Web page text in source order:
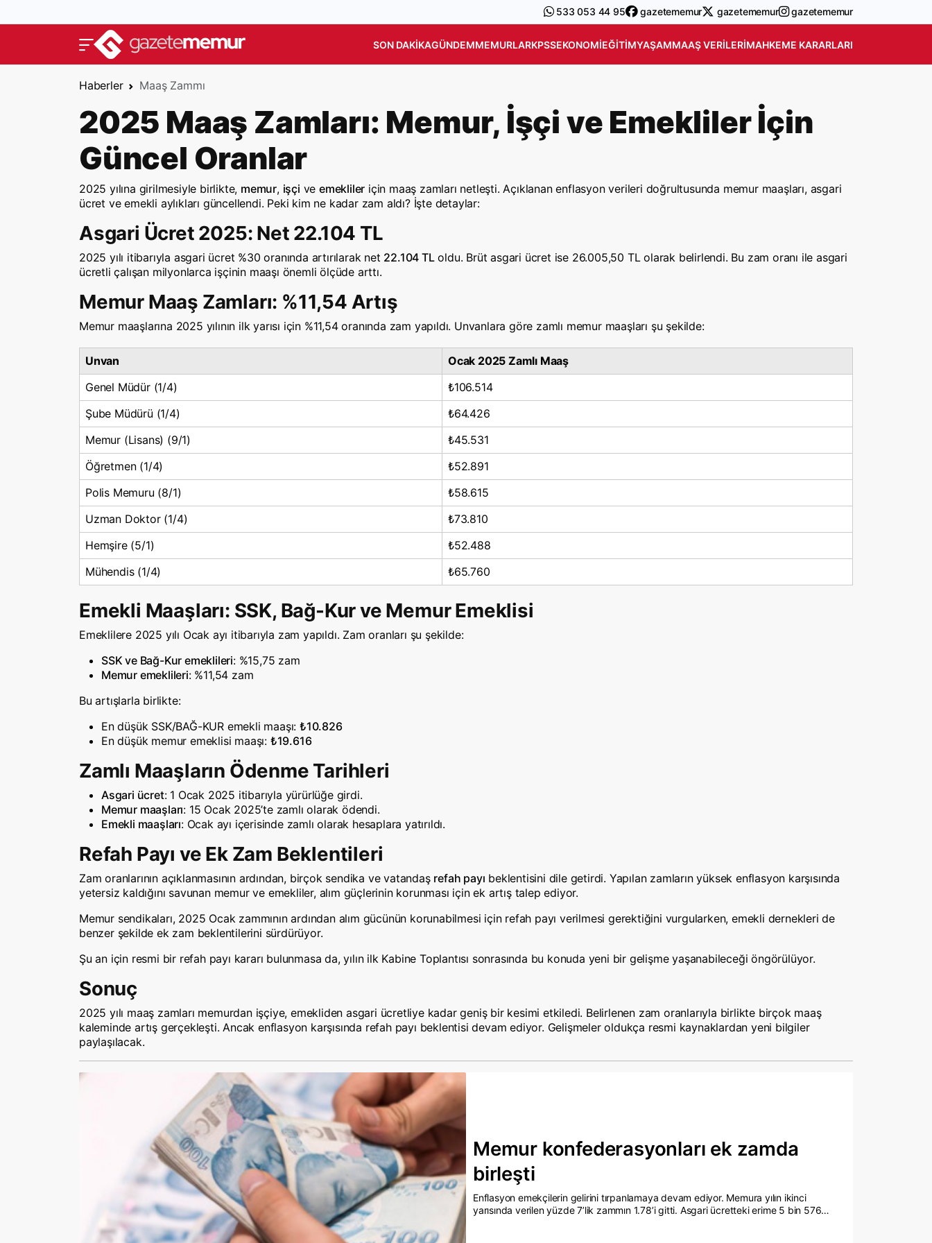
533 053 44 95 gazetememur gazetememur gazetememur
SON DAKIKAGÜNDEMMEMURLARKPSSEKONOMIEĞITIMYAŞAMMAAŞ VERILERIMAHKEME KARARLARI
Haberler Maaş Zammı
2025 Maaş Zamları: Memur, İşçi ve Emekliler İçin
Güncel Oranlar
2025 yılına girilmesiyle birlikte, memur, işçi veemekliler için maaş zamları netleşti. Açıklanan enflasyon verileri doğrultusunda memur maaşları, asgari
ücret ve emekli aylıkları güncellendi. Peki kim ne kadar zam aldı? İşte detaylar:
Asgari Ücret 2025: Net 22.104 TL
2025 yılı itibarıyla asgari ücret %30 oranında artırılarak net 22.104 TLoldu. Brüt asgari ücret ise 26.005,50 TL olarak belirlendi. Bu zam oranı ile asgari
ücretli çalışan milyonlarca işçinin maaşı önemli ölçüde arttı.
Memur Maaş Zamları: %11,54 Artış
Memur maaşlarına 2025 yılının ilk yarısı için %11,54 oranında zam yapıldı. Unvanlara göre zamlı memur maaşları şu şekilde:
Unvan
Ocak 2025 Zamlı Maaş
Genel Müdür (1/4)
₺106.514
Şube Müdürü (1/4)
₺64.426
Memur (Lisans) (9/1)
₺45.531
Öğretmen (1/4)
₺52.891
Polis Memuru (8/1)
₺58.615
Uzman Doktor (1/4)
₺73.810
Hemşire (5/1)
₺52.488
Mühendis (1/4)
₺65.760
Emekli Maaşları: SSK, Bağ-Kur ve Memur Emeklisi
Emeklilere 2025 yılı Ocak ayı itibarıyla zam yapıldı. Zam oranları şu şekilde:
SSK ve Bağ-Kur emeklileri: %15,75 zam
Memur emeklileri: %11,54 zam
Bu artışlarla birlikte:
En düşük SSK/BAĞ-KUR emekli maaşı: ₺10.826
En düşük memur emeklisi maaşı: ₺19.616
Zamlı Maaşların Ödenme Tarihleri
Asgari ücret: 1 Ocak 2025 itibarıyla yürürlüğe girdi.
Memur maaşları: 15 Ocak 2025’te zamlı olarak ödendi.
Emekli maaşları: Ocak ayı içerisinde zamlı olarak hesaplara yatırıldı.
Refah Payı ve Ek Zam Beklentileri
Zam oranlarının açıklanmasının ardından, birçok sendika ve vatandaş refah payı beklentisini dile getirdi. Yapılan zamların yüksek enflasyon karşısında
yetersiz kaldığını savunan memur ve emekliler, alım güçlerinin korunması için ek artış talep ediyor.
Memur sendikaları, 2025 Ocak zammının ardından alım gücünün korunabilmesi için refah payı verilmesi gerektiğini vurgularken, emekli dernekleri de
benzer şekilde ek zam beklentilerini sürdürüyor.
Şu an için resmi bir refah payı kararı bulunmasa da, yılın ilk Kabine Toplantısı sonrasında bu konuda yeni bir gelişme yaşanabileceği öngörülüyor.
Sonuç
2025 yılı maaş zamları memurdan işçiye, emekliden asgari ücretliye kadar geniş bir kesimi etkiledi. Belirlenen zam oranlarıyla birlikte birçok maaş
kaleminde artış gerçekleşti. Ancak enflasyon karşısında refah payı beklentisi devam ediyor. Gelişmeler oldukça resmi kaynaklardan yeni bilgiler
paylaşılacak.
Memur konfederasyonları ek zamda
birleşti
Enflasyon emekçilerin gelirini tırpanlamaya devam ediyor. Memura yılın ikinci
yarısında verilen yüzde 7’lik zammın 1.78’i gitti. Asgari ücretteki erime 5 bin 576